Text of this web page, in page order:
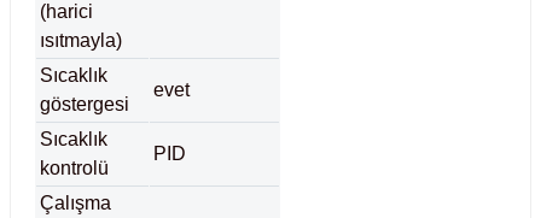
(harici
ısıtmayla)
Sıcaklık
göstergesi
evet
Sıcaklık
kontrolü
PID
Çalışma